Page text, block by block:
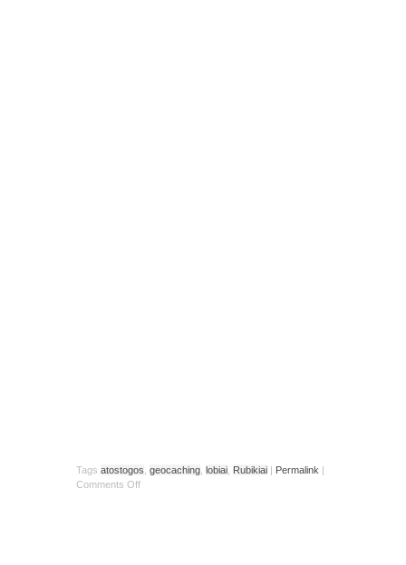
Tags atostogos geocaching lobiai Rubikiai | Permalink |
Comments Off